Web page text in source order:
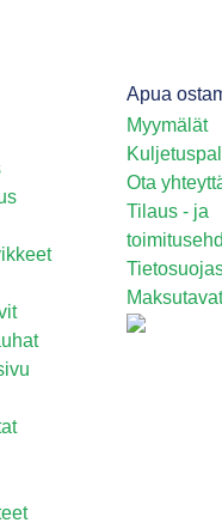
Apua
Myymälät
Ota
Tilaus - ja
Maksutavat